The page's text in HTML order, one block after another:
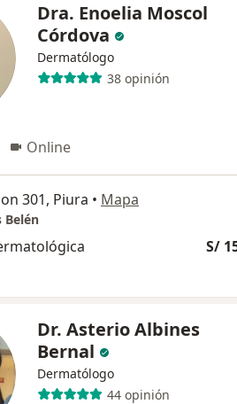
Dra. Enoelia Moscol
Córdova
Dermatólogo
38 opinión
Online
301, Piura • Mapa
Belén
S/
Dr. Asterio Albines
Bernal
Dermatólogo
44 opinión